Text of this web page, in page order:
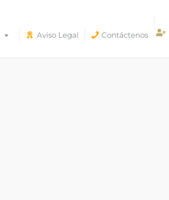
Aviso Legal Contáctenos